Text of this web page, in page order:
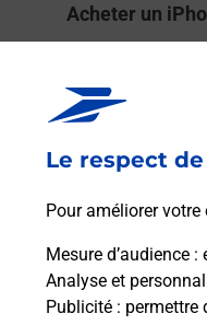
Le respect
Pour améliorer votre
Mesure d’audience :
Analyse et
Publicité : permettre
Acheter un
dans vos bureaux